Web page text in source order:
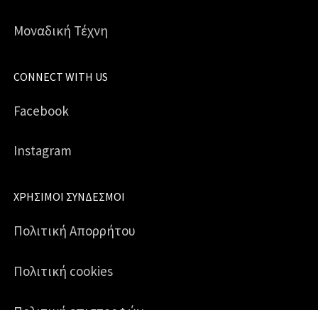
Μοναδική Τέχνη
CONNECT WITH US
Facebook
Instagram
ΧΡΉΣΙΜΟΙ ΣΎΝΔΕΣΜΟΙ
Πολιτική Απορρήτου
Πολιτική cookies